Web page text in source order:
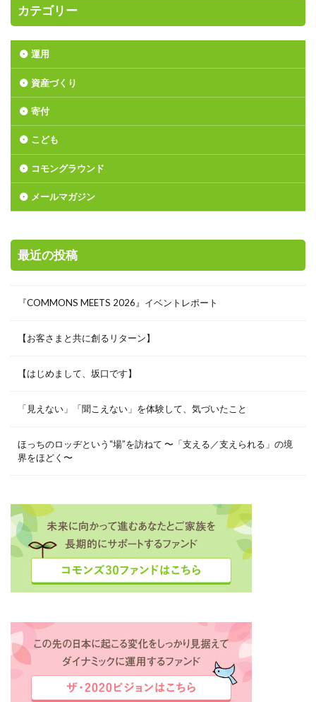
カテゴリー
運用
資産づくり
寄付
こども
コモングラウンド
メールマガジン
最近の投稿
『COMMONS MEETS 2026』イベントレポート
【お客さまと共に創るリターン】
【はじめまして、坂口です】
「見えない」「聞こえない」を体験して、気づいたこと
ほっちのロッヂという“場”を訪ねて 〜「支える／支えられる」の境
界をほどく〜